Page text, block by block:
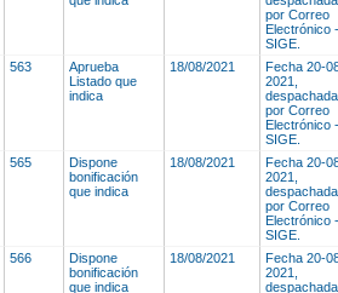
por Correo
Electrónico -
SIGE.
563
Aprueba
Listado que
indica
18/08/2021
Fecha 20-
2021,
despachada
por Correo
Electrónico -
SIGE.
565
Dispone
bonificación
que indica
18/08/2021
Fecha 20-
2021,
despachada
por Correo
Electrónico -
SIGE.
566
Dispone
bonificación
que indica
18/08/2021
Fecha 20-
2021,
despachada